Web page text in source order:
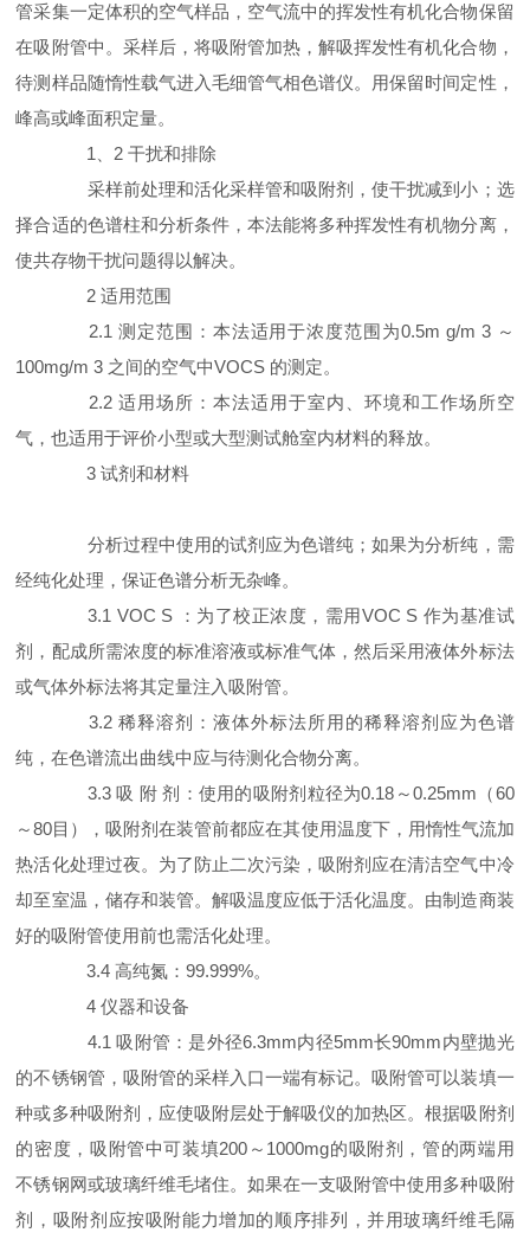
管采集一定体积的空气样品，空气流中的挥发性有机化合物保留
在吸附管中。采样后，将吸附管加热，解吸挥发性有机化合物，
待测样品随惰性载气进入毛细管气相色谱仪。用保留时间定性，
峰高或峰面积定量。
1、2 干扰和排除
采样前处理和活化采样管和吸附剂，使干扰减到小；选
择合适的色谱柱和分析条件，本法能将多种挥发性有机物分离，
使共存物干扰问题得以解决。
2 适用范围
2.1 测定范围：本法适用于浓度范围为0.5m g/m 3 ～
100mg/m 3 之间的空气中VOCS 的测定。
2.2 适用场所：本法适用于室内、环境和工作场所空
气，也适用于评价小型或大型测试舱室内材料的释放。
3 试剂和材料
分析过程中使用的试剂应为色谱纯；如果为分析纯，需
经纯化处理，保证色谱分析无杂峰。
3.1 VOC S ：为了校正浓度，需用VOC S 作为基准试
剂，配成所需浓度的标准溶液或标准气体，然后采用液体外标法
或气体外标法将其定量注入吸附管。
3.2 稀释溶剂：液体外标法所用的稀释溶剂应为色谱
纯，在色谱流出曲线中应与待测化合物分离。
3.3 吸 附 剂：使用的吸附剂粒径为0.18～0.25mm（60
～80目），吸附剂在装管前都应在其使用温度下，用惰性气流加
热活化处理过夜。为了防止二次污染，吸附剂应在清洁空气中冷
却至室温，储存和装管。解吸温度应低于活化温度。由制造商装
好的吸附管使用前也需活化处理。
3.4 高纯氮：99.999%。
4 仪器和设备
4.1 吸附管：是外径6.3mm内径5mm长90mm内壁抛光
的不锈钢管，吸附管的采样入口一端有标记。吸附管可以装填一
种或多种吸附剂，应使吸附层处于解吸仪的加热区。根据吸附剂
的密度，吸附管中可装填200～1000mg的吸附剂，管的两端用
不锈钢网或玻璃纤维毛堵住。如果在一支吸附管中使用多种吸附
剂，吸附剂应按吸附能力增加的顺序排列，并用玻璃纤维毛隔